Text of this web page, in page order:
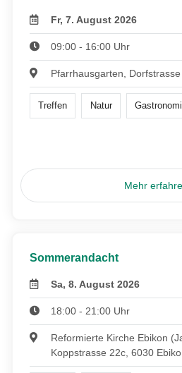
Fr, 7. August 2026
09:00 - 16:00 Uhr
Pfarrhausgarten,
Treffen Natur
Mehr
Sommerandacht
Sa, 8. August 2026
18:00 - 21:00 Uhr
Reformierte Kirche Ebikon
Koppstrasse 22c, 6030